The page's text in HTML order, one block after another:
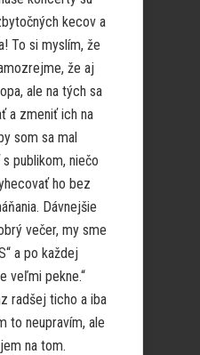
kecov a
To si myslím, že
že aj
ale na tých sa
a zmeniť ich na
som sa mal
publikom, niečo
ho bez
Dávnejšie
večer, my sme
a po každej
veľmi pekne.“
radšej ticho a iba
to neupravím, ale
na tom.